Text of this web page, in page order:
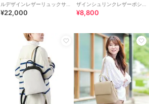
ルデザインレザーリュックサ
ック
¥22,000
ザインシュリンクレザーポシ
ェット
¥8,800